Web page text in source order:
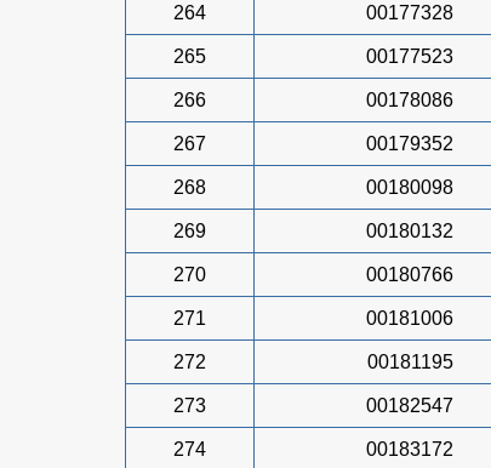
264 00177328
265 00177523
266 00178086
267 00179352
268 00180098
269 00180132
270 00180766
271 00181006
272 00181195
273 00182547
274 00183172